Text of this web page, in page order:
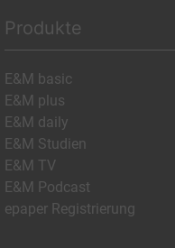
Produkte
E&M basic
E&M plus
E&M daily
E&M Studien
E&M TV
E&M Podcast
epaper Registrierung